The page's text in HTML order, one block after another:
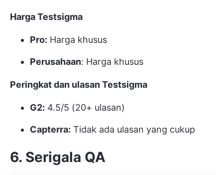
Harga Testsigma
Pro: Harga khusus
Perusahaan: Harga khusus
Peringkat dan ulasan Testsigma
G2: 4.5/5 (20+ ulasan)
Capterra: Tidak ada ulasan yang cukup
6. Serigala QA